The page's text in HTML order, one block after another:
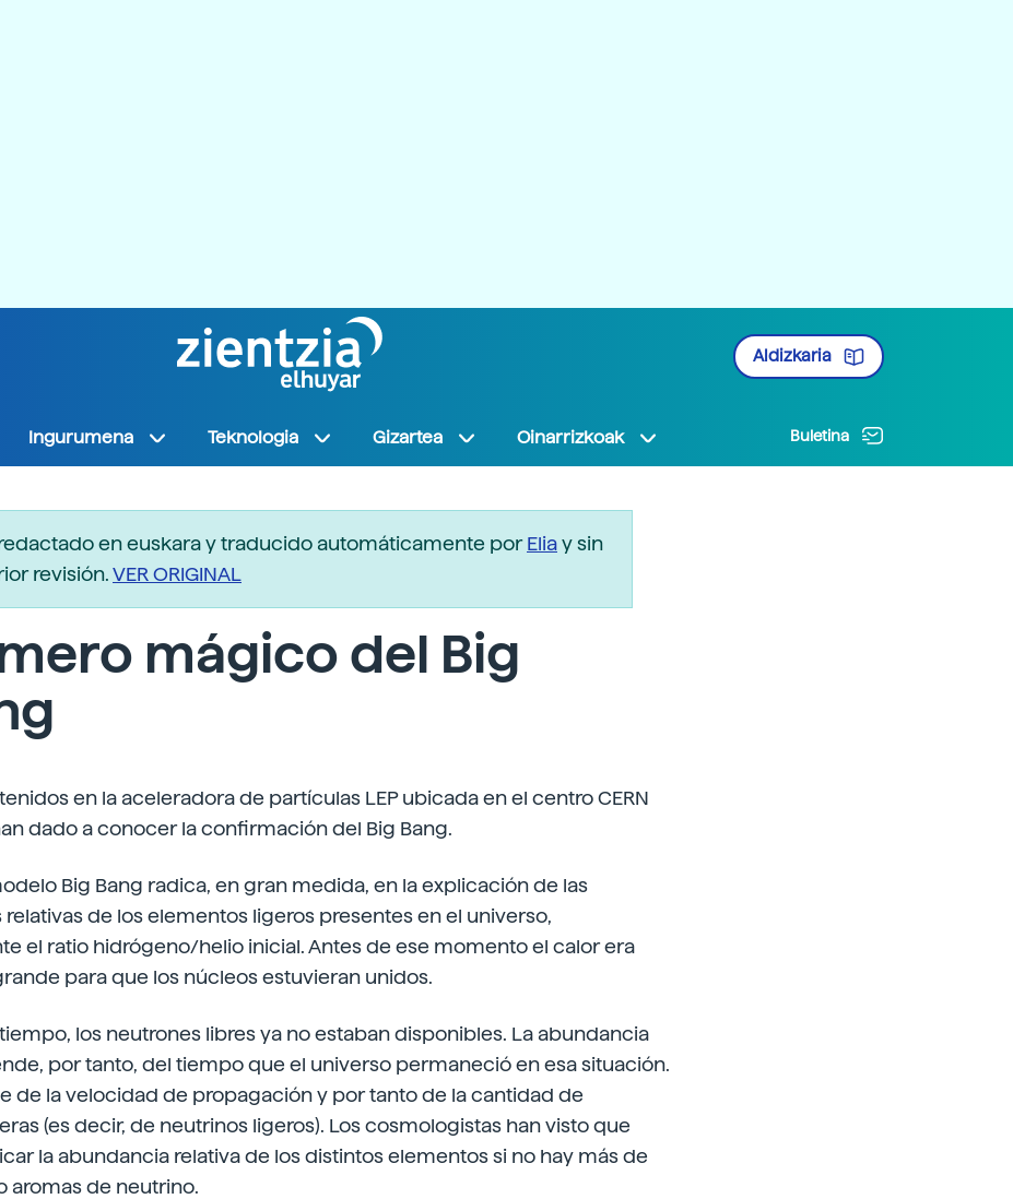
Aldizkaria
Ingurumena Teknologia Gizartea Oinarrizkoak Buletina
en euskara y traducido automáticamente porEliay sin
revisión.VER ORIGINAL
mágico del Big
en la aceleradora de partículas LEP ubicada en el centro CERN
dado a conocer la confirmación del Big Bang.
Big Bang radica, en gran medida, en la explicación de las
de los elementos ligeros presentes en el universo,
el ratio hidrógeno/helio inicial. Antes de ese momento el calor era
para que los núcleos estuvieran unidos.
los neutrones libres ya no estaban disponibles. La abundancia
por tanto, del tiempo que el universo permaneció en esa situación.
de la velocidad de propagación y por tanto de la cantidad de
(es decir, de neutrinos ligeros). Los cosmologistas han visto que
la abundancia relativa de los distintos elementos si no hay más de
aromas de neutrino.